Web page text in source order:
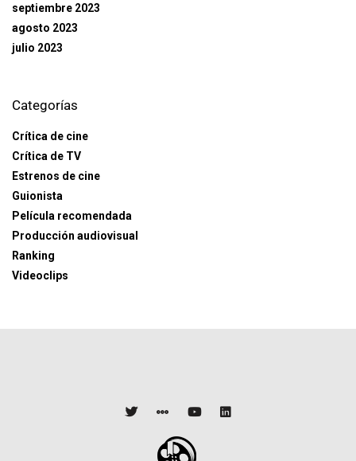
septiembre 2023
agosto 2023
julio 2023
Categorías
Crítica de cine
Crítica de TV
Estrenos de cine
Guionista
Película recomendada
Producción audiovisual
Ranking
Videoclips